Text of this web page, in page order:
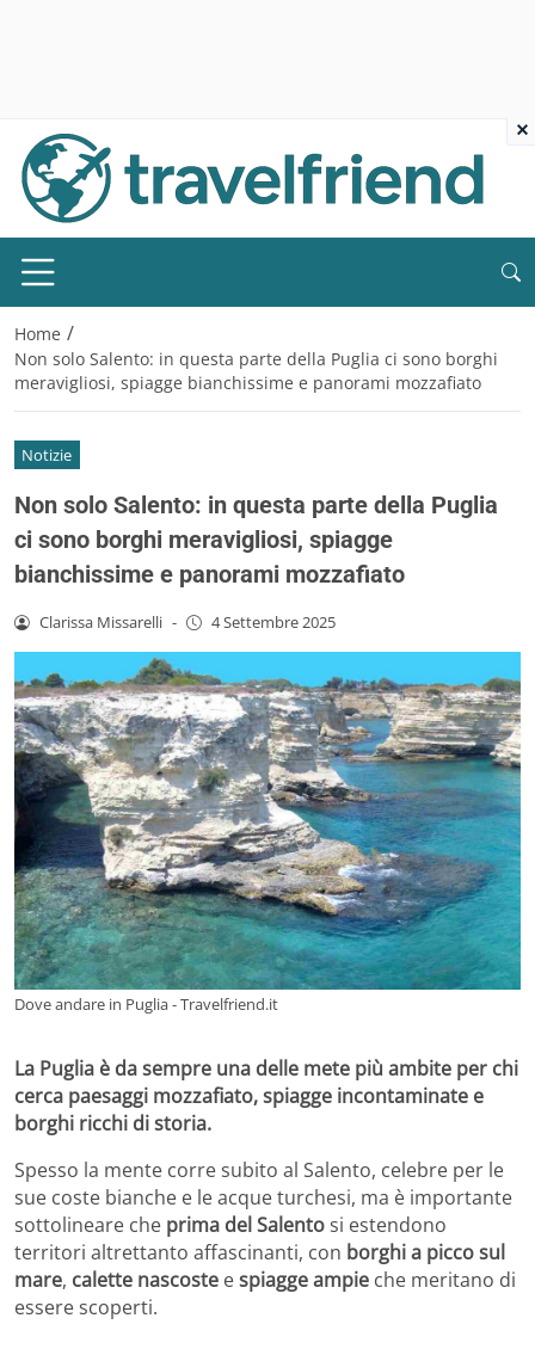
Home /
Non solo Salento: in questa parte della Puglia ci sono borghi
meravigliosi, spiagge bianchissime e panorami mozzafiato
Notizie
Non solo Salento: in questa parte della Puglia
ci sono borghi meravigliosi, spiagge
bianchissime e panorami mozzafiato
Clarissa Missarelli - 4 Settembre 2025
Dove andare in Puglia - Travelfriend.it
La Puglia è da sempre una delle mete più ambite per chi
cerca paesaggi mozzafiato, spiagge incontaminate e
borghi ricchi di storia.
Spesso la mente corre subito al Salento, celebre per le
sue coste bianche e le acque turchesi, ma è importante
sottolineare che prima del Salentosi estendono
territori altrettanto affascinanti, con borghi a picco sul
mare, calette nascoste espiagge ampie che meritano di
essere scoperti.
×